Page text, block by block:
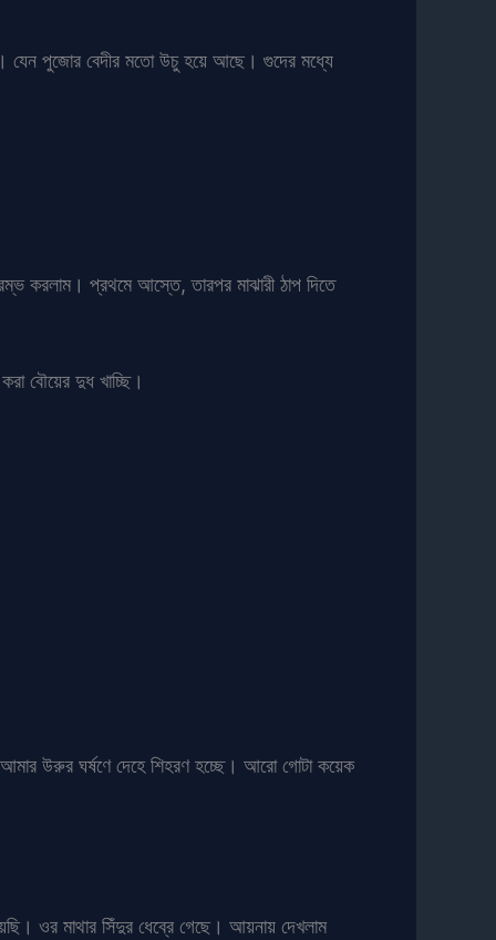
যেন পুজোর বেদীর মতো উচু হয়ে আছে। গুদের মধ্যে
করলাম। প্রথমে আস্তে, তারপর মাঝারী ঠাপ দিতে
বৌয়ের দুধ খাচ্ছি।
উরুর ঘর্ষণে দেহে শিহরণ হচ্ছে। আরো গোটা কয়েক
ওর মাথার সিঁদুর ধেব্রে গেছে। আয়নায় দেখলাম